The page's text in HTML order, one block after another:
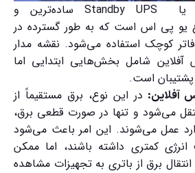
یا Standby UPS ساده‌ترین و
یو پی اس است که به طور گسترده در
کوچک استفاده می‌شود. نقشه مدار
آفلاین شامل بخش‌هایی ابتدایی اما
پشتیبان است.
آفلاین: در این نوع، برق مستقیماً از
می‌شود و تنها در صورت قطعی برق،
وارد عمل می‌شوند. این امر باعث می‌شود
کمتری داشته باشند، اما ممکن
برق از باتری به تجهیزات مشاهده